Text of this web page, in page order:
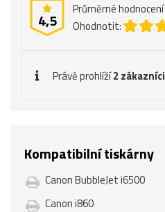
4,5
Průměrné hodnocení
Ohodnotit:
Právě prohlíží2 zákazníci
Kompatibilní tiskárny
Canon BubbleJet i6500
Canon i860